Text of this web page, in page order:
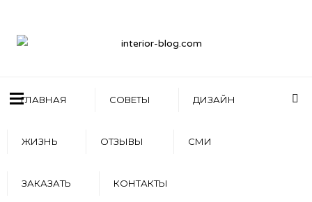
ГЛАВНАЯ СОВЕТЫ ДИЗАЙН
ЖИЗНЬ ОТЗЫВЫ СМИ
ЗАКАЗАТЬ КОНТАКТЫ